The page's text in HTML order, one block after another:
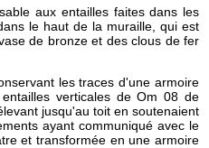
aux entailles faites dans les
le haut de la muraille, qui est
de bronze et des clous de fer
les traces d'une armoire
verticales de Om 08 de
jusqu'au toit en soutenaient
ayant communiqué avec le
et transformée en une armoire